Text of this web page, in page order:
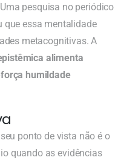
pesquisa no periódico
que essa mentalidade
metacognitivas. A
alimenta
humildade
ponto de vista não é o
quando as evidências